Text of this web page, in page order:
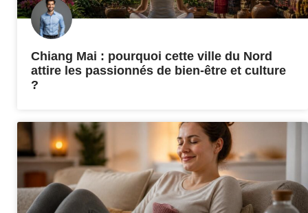
Chiang Mai : pourquoi cette ville du Nord
attire les passionnés de bien-être et culture
?